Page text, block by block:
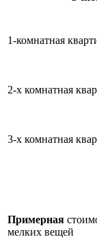
1-комнатная
2-х комнатная
3-х комнатная
Примерная
мелких вещей